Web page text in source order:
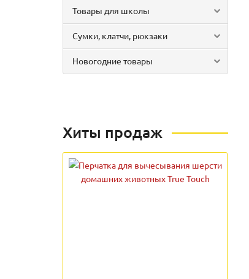
Товары для школы
Сумки, клатчи, рюкзаки
Новогодние товары
Хиты продаж